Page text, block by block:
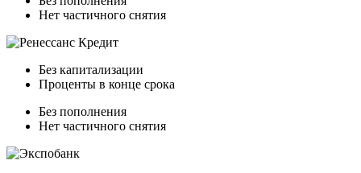
Нет частичного снятия
Без капитализации
Проценты в конце срока
Без пополнения
Нет частичного снятия